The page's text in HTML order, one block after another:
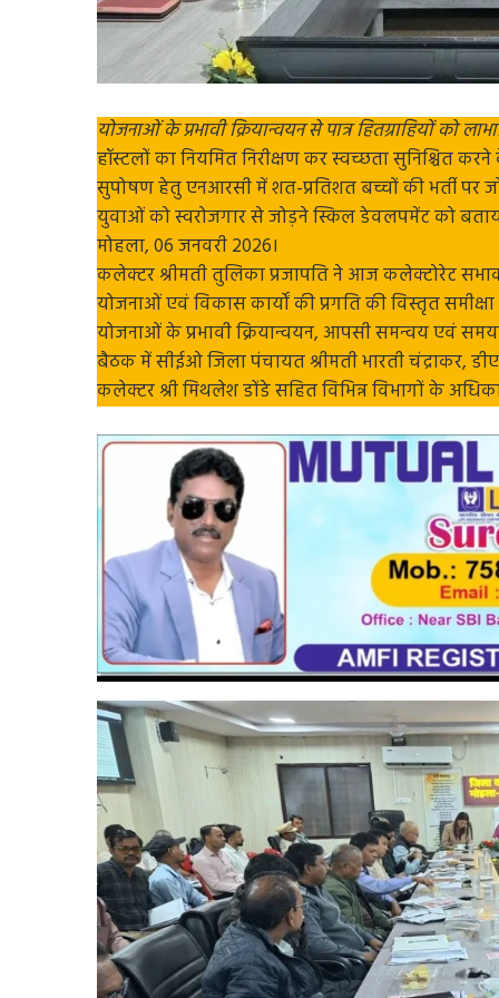
योजनाओं के प्रभावी क्रियान्वयन से पात्र हितग्राहियों को
हॉस्टलों का नियमित निरीक्षण कर स्वच्छता सुनिश्चित करने के
सुपोषण हेतु एनआरसी में शत-प्रतिशत बच्चों की भर्ती पर
युवाओं को स्वरोजगार से जोड़ने स्किल डेवलपमेंट को बताया
मोहला, 06 जनवरी 2026।
कलेक्टर श्रीमती तुलिका प्रजापति ने आज कलेक्टोरेट
योजनाओं एवं विकास कार्यों की प्रगति की विस्तृत
योजनाओं के प्रभावी क्रियान्वयन, आपसी समन्वय एवं
बैठक में सीईओ जिला पंचायत श्रीमती भारती चंद्राकर,